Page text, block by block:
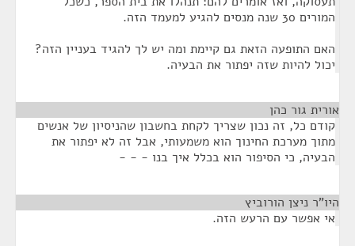
המורים 30 שנה מנסים להגיע למעמד הזה.
האם התופעה הזאת גם קיימת ומה יש לך להגיד בעניין הזה?
יכול להיות שזה יפתור את הבעיה.
אורית גור כהן
קודם כל, זה נכון שצריך לקחת בחשבון שהניסיון של אנשים
מתוך מערכת החינוך הוא משמעותי, אבל זה לא יפתור את
הבעיה, כי הסיפור הוא בכלל איך בנו - - -
היו"ר ניצן הורוביץ
אי אפשר עם הרעש הזה.